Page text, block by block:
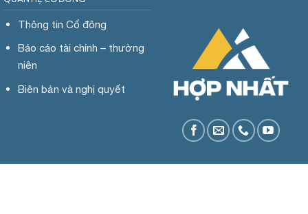
Thông tin Cổ đông
Báo cáo tài chính – thường
niên
Biên bản và nghị quyết